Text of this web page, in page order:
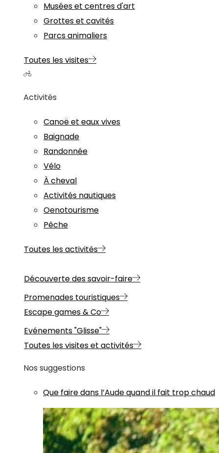
Musées et centres d'art
Grottes et cavités
Parcs animaliers
Toutes les visites
Activités
Canoë et eaux vives
Baignade
Randonnée
Vélo
À cheval
Activités nautiques
Oenotourisme
Pêche
Toutes les activités
Découverte des savoir-faire
Promenades touristiques
Escape games & Co
Evénements "Glisse"
Toutes les visites et activités
Nos suggestions
Que faire dans l’Aude quand il fait trop chaud